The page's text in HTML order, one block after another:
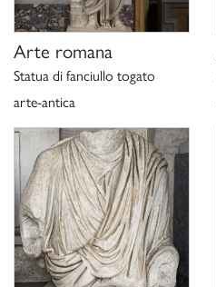
Arte romana
Statua di fanciullo togato
arte-antica